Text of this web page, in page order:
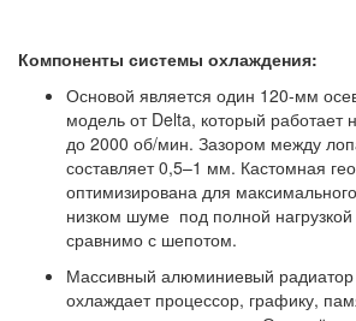
Компоненты системы охлаждения:
Основой является один 120-мм
модель от Delta, который работает
до 2000 об/мин. Зазором между
составляет 0,5–1 мм. Кастомная
оптимизирована для
низком шуме под полной
сравнимо с шепотом.
Массивный алюминиевый
охлаждает процессор, графику,